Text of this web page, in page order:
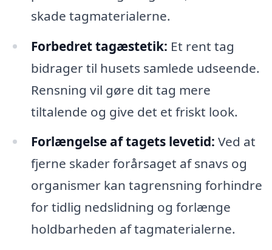
skade tagmaterialerne.
Forbedret tagæstetik: Et rent tag
bidrager til husets samlede udseende.
Rensning vil gøre dit tag mere
tiltalende og give det et friskt look.
Forlængelse af tagets levetid: Ved at
fjerne skader forårsaget af snavs og
organismer kan tagrensning forhindre
for tidlig nedslidning og forlænge
holdbarheden af tagmaterialerne.